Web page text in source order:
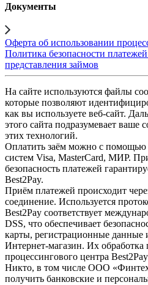
Документы
Оферта об использовании
Политика безопасности
представления займов
На сайте используются файлы
которые позволяют
как вы используете веб-сайт.
этого сайта подразумевает ваше
этих технологий.
Оплатить заём можно с помощью
систем Visa, MasterCard, МИР.
безопасность платежей
Best2Pay.
Приём платежей происходит
соединение. Используется
Best2Pay соответствует
DSS, что обеспечивает
карты, регистрационные данные
Интернет-магазин. Их обработка
процессингового центра
Никто, в том числе ООО
получить банковские и